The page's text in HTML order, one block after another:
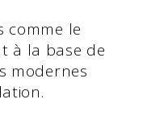
comme le
à la base de
modernes